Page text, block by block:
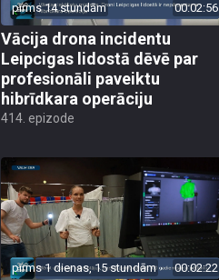
pirms 14 stundām 00:02:56
Vācija drona incidentu
Leipcigas lidostā dēvē par
profesionāli paveiktu
hibrīdkara operāciju
414. epizode
pirms 1 dienas, 15 stundām 00:02:22